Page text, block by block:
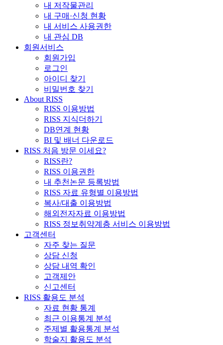
내 저작물관리
내 구매·신청 현황
내 서비스 사용권한
내 관심 DB
회원서비스
회원가입
로그인
아이디 찾기
비밀번호 찾기
About RISS
RISS 이용방법
RISS 지식더하기
DB연계 현황
BI 및 배너 다운로드
RISS 처음 방문 이세요?
RISS란?
RISS 이용권한
내 추천논문 등록방법
RISS 자료 유형별 이용방법
복사/대출 이용방법
해외전자자료 이용방법
RISS 정보취약계층 서비스 이용방법
고객센터
자주 찾는 질문
상담 신청
상담 내역 확인
고객제안
신고센터
RISS 활용도 분석
자료 현황 통계
최근 이용통계 분석
주제별 활용통계 분석
학술지 활용도 분석